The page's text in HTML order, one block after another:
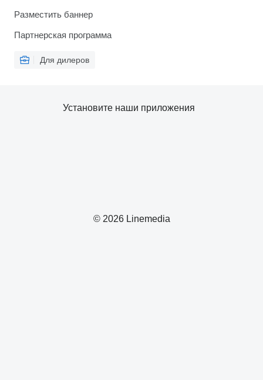
Разместить баннер
Партнерская программа
Для дилеров
© 2026 Linemedia
Установите наши приложения